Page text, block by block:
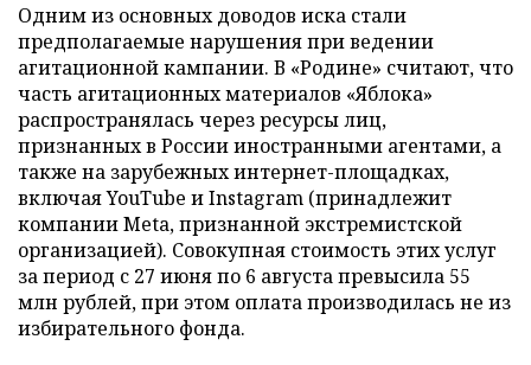
Одним из основных доводов иска стали
предполагаемые нарушения при ведении
агитационной кампании. В «Родине» считают, что
часть агитационных материалов «Яблока»
распространялась через ресурсы лиц,
признанных в России иностранными агентами, а
также на зарубежных интернет-площадках,
включая YouTube и Instagram (принадлежит
компании Meta, признанной экстремистской
организацией). Совокупная стоимость этих услуг
за период с 27 июня по 6 августа превысила 55
млн рублей, при этом оплата производилась не из
избирательного фонда.